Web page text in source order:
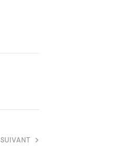
SUIVANT